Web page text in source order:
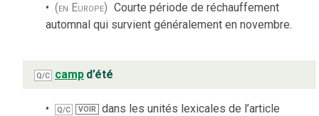
(en Europe) Courte période de réchauffement
automnal qui survient généralement en novembre.
Q/C camp d’été
Q/C VOIR
dans les unités lexicales de l’article